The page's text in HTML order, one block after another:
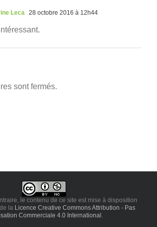
Leca 28 octobre 2016 à 12h44
sont fermés.
le contenu de ce site est mise à disposition
la Licence Creative Commons Attribution - Pas
Commerciale 4.0 International .